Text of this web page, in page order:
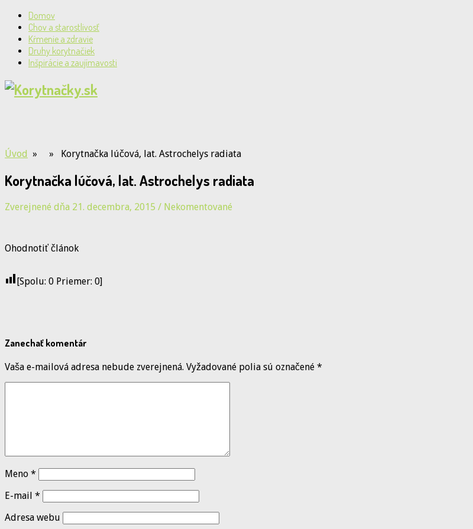
Domov
Chov a starostlivosť
Kŕmenie a zdravie
Druhy korytnačiek
Inšpirácie a zaujímavosti
Úvod » » Korytnačka lúčová, lat. Astrochelys radiata
Korytnačka lúčová, lat. Astrochelys radiata
Zverejnené dňa 21. decembra, 2015 / Nekomentované
Ohodnotiť článok
[Spolu: 0 Priemer: 0]
Zanechať komentár
Vaša e-mailová adresa nebude zverejnená. Vyžadované polia sú označené *
Meno *
E-mail *
Adresa webu